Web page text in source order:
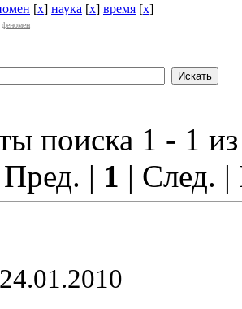
[x] наука [x] время [x]
феномен
поиска 1 - 1
| 1 | След.